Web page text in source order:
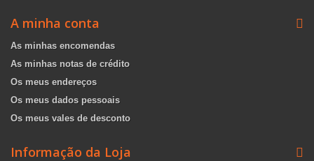
A minha conta
As minhas encomendas
As minhas notas de crédito
Os meus endereços
Os meus dados pessoais
Os meus vales de desconto
Informação da Loja